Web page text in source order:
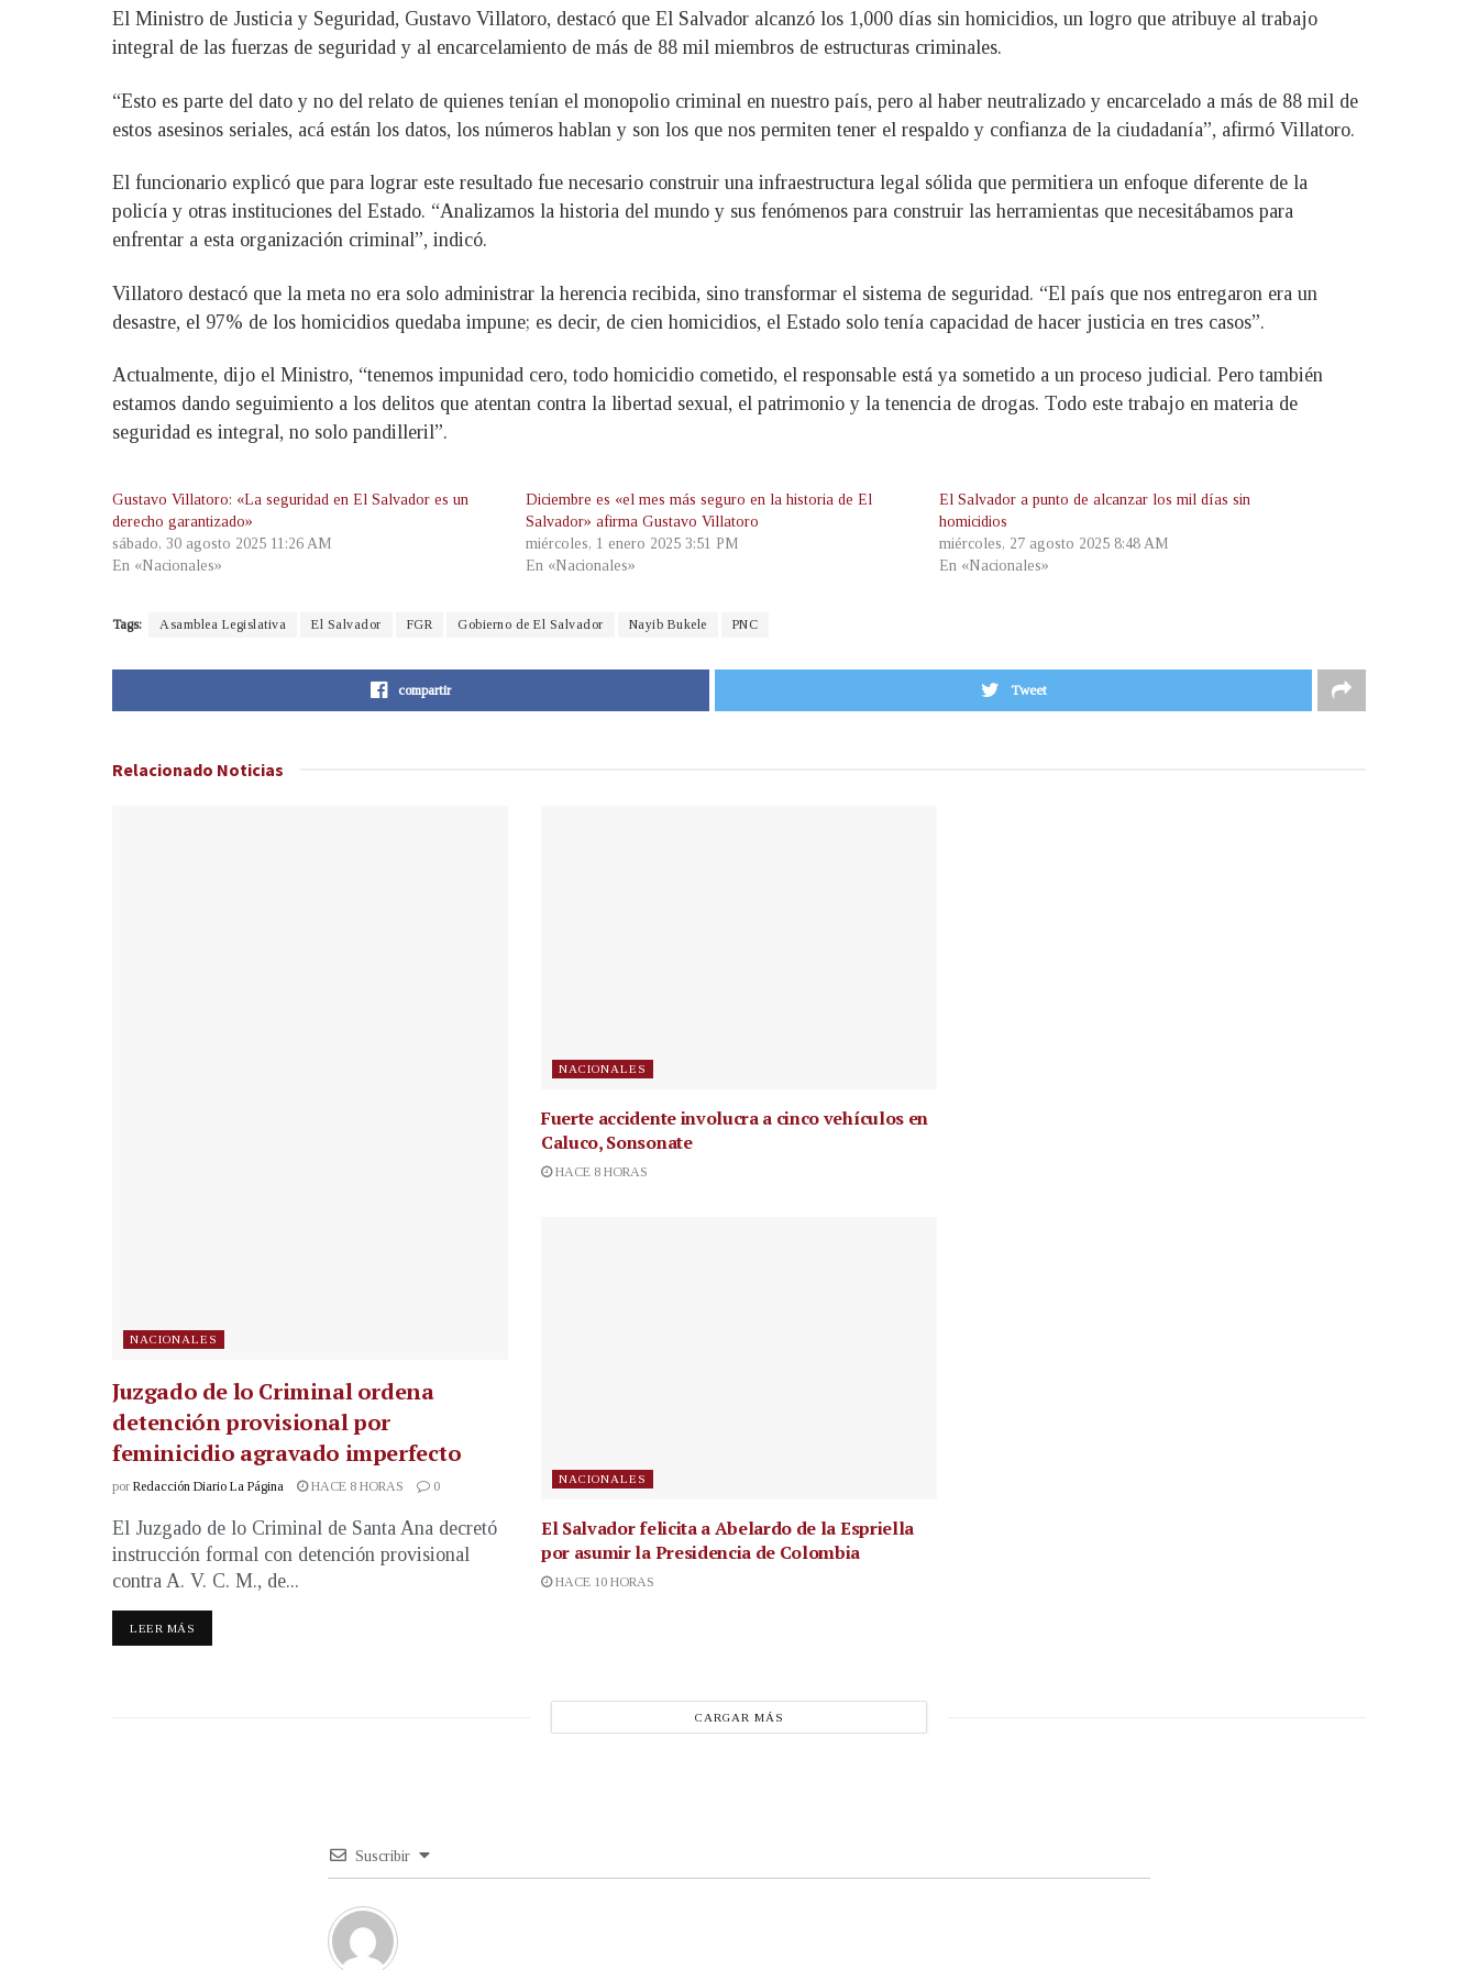
El Ministro de Justicia y Seguridad, Gustavo Villatoro, destacó que El Salvador alcanzó los 1,000 días sin homicidios, un logro que atribuye al trabajo
integral de las fuerzas de seguridad y al encarcelamiento de más de 88 mil miembros de estructuras criminales.
“Esto es parte del dato y no del relato de quienes tenían el monopolio criminal en nuestro país, pero al haber neutralizado y encarcelado a más de 88 mil de
estos asesinos seriales, acá están los datos, los números hablan y son los que nos permiten tener el respaldo y confianza de la ciudadanía”, afirmó Villatoro.
El funcionario explicó que para lograr este resultado fue necesario construir una infraestructura legal sólida que permitiera un enfoque diferente de la
policía y otras instituciones del Estado. “Analizamos la historia del mundo y sus fenómenos para construir las herramientas que necesitábamos para
enfrentar a esta organización criminal”, indicó.
Villatoro destacó que la meta no era solo administrar la herencia recibida, sino transformar el sistema de seguridad. “El país que nos entregaron era un
desastre, el 97% de los homicidios quedaba impune; es decir, de cien homicidios, el Estado solo tenía capacidad de hacer justicia en tres casos”.
Actualmente, dijo el Ministro, “tenemos impunidad cero, todo homicidio cometido, el responsable está ya sometido a un proceso judicial. Pero también
estamos dando seguimiento a los delitos que atentan contra la libertad sexual, el patrimonio y la tenencia de drogas. Todo este trabajo en materia de
seguridad es integral, no solo pandilleril”.
Gustavo Villatoro: «La seguridad en El Salvador es un
derecho garantizado»
sábado, 30 agosto 2025 11:26 AM
En «Nacionales»
Diciembre es «el mes más seguro en la historia de El
Salvador» afirma Gustavo Villatoro
miércoles, 1 enero 2025 3:51 PM
En «Nacionales»
El Salvador a punto de alcanzar los mil días sin
homicidios
miércoles, 27 agosto 2025 8:48 AM
En «Nacionales»
Tags: Asamblea Legislativa El Salvador FGR Gobierno de El Salvador Nayib Bukele PNC
compartir Tweet
Relacionado Noticias
NACIONALES
Juzgado de lo Criminal ordena
detención provisional por
feminicidio agravado imperfecto
por Redacción Diario La Página HACE 8 HORAS 0
El Juzgado de lo Criminal de Santa Ana decretó
instrucción formal con detención provisional
contra A. V. C. M., de...
LEER MÁS
NACIONALES
Fuerte accidente involucra a cinco vehículos en
Caluco, Sonsonate
HACE 8 HORAS
NACIONALES
El Salvador felicita a Abelardo de la Espriella
por asumir la Presidencia de Colombia
HACE 10 HORAS
CARGAR MÁS
Suscribir